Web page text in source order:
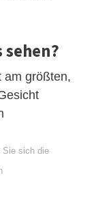
sehen?
am größten,
Sie sich die